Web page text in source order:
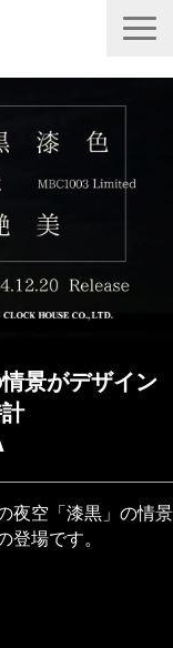
ォッチ
景がデザイン
夜空「漆黒」の情景
場です。